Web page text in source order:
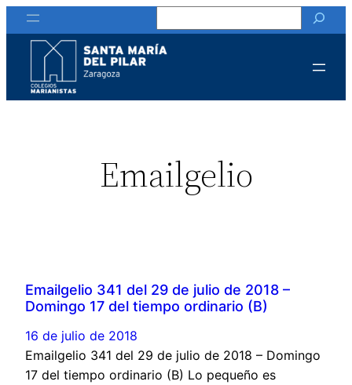
Emailgelio
Emailgelio 341 del 29 de julio de 2018 –
Domingo 17 del tiempo ordinario (B)
16 de julio de 2018
Emailgelio 341 del 29 de julio de 2018 – Domingo
17 del tiempo ordinario (B) Lo pequeño es